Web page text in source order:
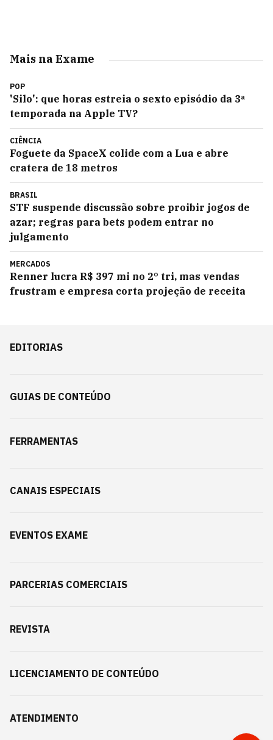
Mais na Exame
POP
'Silo': que horas estreia o sexto episódio da 3ª
temporada na Apple TV?
CIÊNCIA
Foguete da SpaceX colide com a Lua e abre
cratera de 18 metros
BRASIL
STF suspende discussão sobre proibir jogos de
azar; regras para bets podem entrar no
julgamento
MERCADOS
Renner lucra R$ 397 mi no 2° tri, mas vendas
frustram e empresa corta projeção de receita
EDITORIAS
GUIAS DE CONTEÚDO
FERRAMENTAS
CANAIS ESPECIAIS
EVENTOS EXAME
PARCERIAS COMERCIAIS
REVISTA
LICENCIAMENTO DE CONTEÚDO
ATENDIMENTO